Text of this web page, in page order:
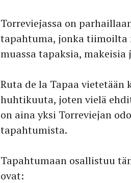
Torreviejassa on
tapahtuma, jonka tiimoilta
muassa tapaksia,
Ruta de la Tapaa vietetään
huhtikuuta, joten vielä
on aina yksi Torreviejan
tapahtumista.
Tapahtumaan osallistuu
ovat: